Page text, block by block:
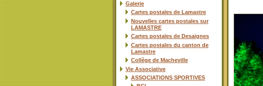
Galerie
Cartes postales de Lamastre
Nouvelles cartes postales sur
LAMASTRE
Cartes postales de Desaignes
Cartes postales du canton de
Lamastre
Collège de Macheville
Vie Associative
ASSOCIATIONS SPORTIVES